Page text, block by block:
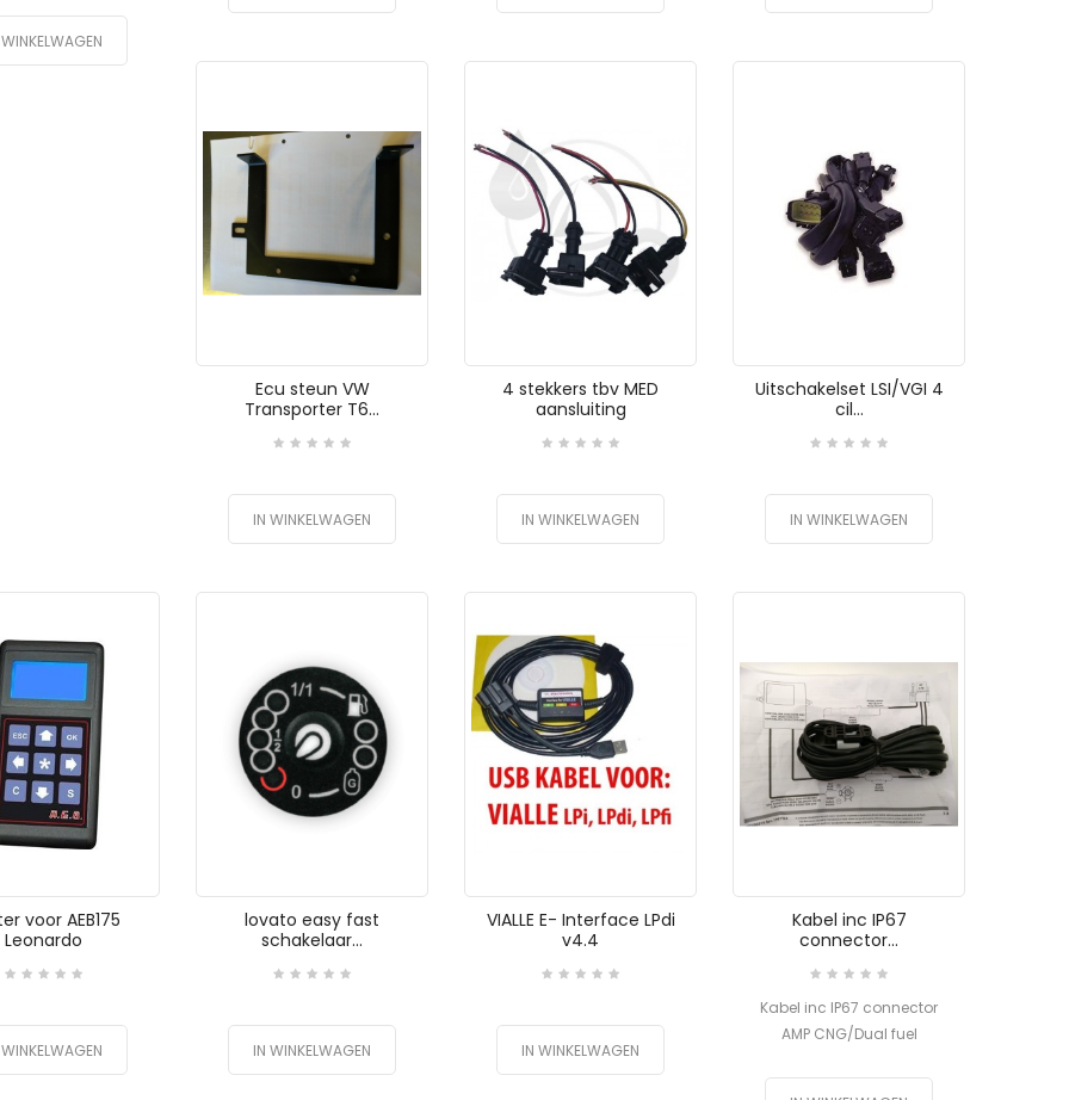
Ecu steun VW
Transporter T6...
IN WINKELWAGEN
4 stekkers tbv MED
aansluiting
IN WINKELWAGEN
Uitschakelset LSI/VGI 4
cil...
IN WINKELWAGEN
voor AEB175
Leonardo
lovato easy fast
schakelaar...
IN WINKELWAGEN
VIALLE E- Interface LPdi
v4.4
IN WINKELWAGEN
Kabel inc IP67
connector...
Kabel inc IP67 connector
AMP CNG/Dual fuel